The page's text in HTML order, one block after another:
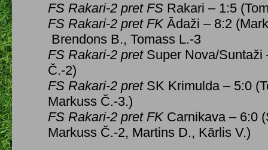
FS Rakari-2 pret FS Rakari – 1:5
FS Rakari-2 pret FK Ādaži – 8:2
Brendons B., Tomass L.-3
FS Rakari-2 pretSuper Nova/Suntaži
Č.-2)
FS Rakari-2 pretSK Krimulda – 5:0
Markuss Č.-3.)
FS Rakari-2 pret FK Carnikava – 6:0
Markuss Č.-2, Martins D., Kārlis V.)